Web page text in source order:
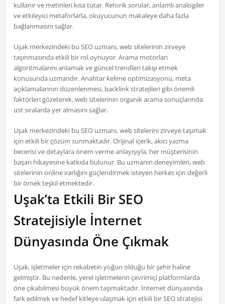
kullanır ve metinleri kısa tutar. Retorik sorular, anlamlı analogiler
ve etkileyici metaforlarla, okuyucunun makaleye daha fazla
bağlanmasını sağlar.
Uşak merkezindeki bu SEO uzmanı, web sitelerinin zirveye
taşınmasında etkili bir rol oynuyor. Arama motorları
algoritmalarını anlamak ve güncel trendleri takip etmek
konusunda uzmandır. Anahtar kelime optimizasyonu, meta
açıklamalarının düzenlenmesi, backlink stratejileri gibi önemli
faktörleri gözeterek, web sitelerinin organik arama sonuçlarında
üst sıralarda yer almasını sağlar.
Uşak merkezindeki bu SEO uzmanı, web sitelerini zirveye taşımak
için etkili bir çözüm sunmaktadır. Orijinal içerik, akıcı yazma
becerisi ve detaylara önem verme anlayışıyla, her müşterisinin
başarı hikayesine katkıda bulunur. Bu uzmanın deneyimleri, web
sitelerinin online varlığını güçlendirmek isteyen herkes için değerli
bir örnek teşkil etmektedir.
Uşak’ta Etkili Bir SEO
Stratejisiyle İnternet
Dünyasında Öne Çıkmak
Uşak, işletmeler için rekabetin yoğun olduğu bir şehir haline
gelmiştir. Bu nedenle, yerel işletmelerin çevrimiçi platformlarda
öne çıkabilmesi büyük önem taşımaktadır. İnternet dünyasında
fark edilmek ve hedef kitleye ulaşmak için etkili bir SEO stratejisi